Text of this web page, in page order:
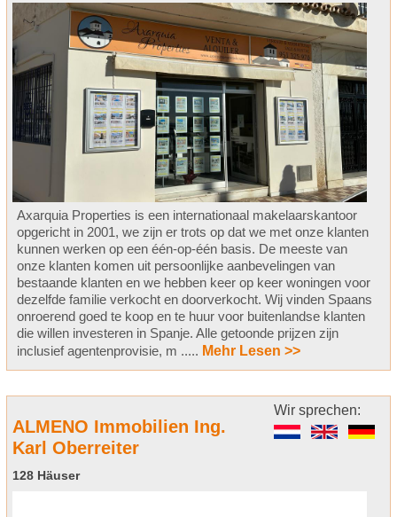
Axarquia Properties is een internationaal makelaarskantoor
opgericht in 2001, we zijn er trots op dat we met onze klanten
kunnen werken op een één-op-één basis. De meeste van
onze klanten komen uit persoonlijke aanbevelingen van
bestaande klanten en we hebben keer op keer woningen voor
dezelfde familie verkocht en doorverkocht. Wij vinden Spaans
onroerend goed te koop en te huur voor buitenlandse klanten
die willen investeren in Spanje. Alle getoonde prijzen zijn
inclusief agentenprovisie, m ..... Mehr Lesen >>
Wir sprechen:
ALMENO Immobilien Ing.
Karl Oberreiter
128 Häuser